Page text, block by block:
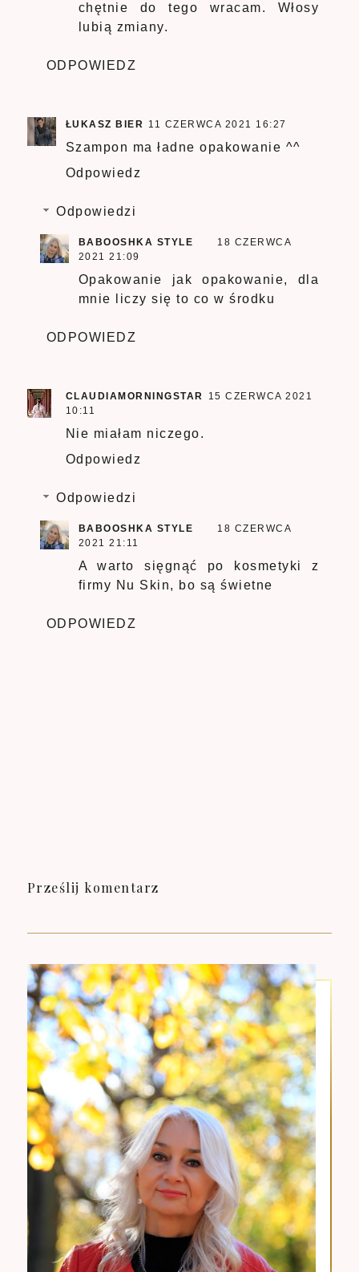
chętnie do tego wracam. Włosy
lubią zmiany.
ODPOWIEDZ
ŁUKASZ BIER 11 CZERWCA 2021 16:27
Szampon ma ładne opakowanie ^^
Odpowiedz
Odpowiedzi
BABOOSHKA STYLE
18 CZERWCA
2021 21:09
Opakowanie jak opakowanie, dla
mnie liczy się to co w środku
ODPOWIEDZ
CLAUDIAMORNINGSTAR
15 CZERWCA 2021
10:11
Nie miałam niczego.
Odpowiedz
Odpowiedzi
BABOOSHKA STYLE
18 CZERWCA
2021 21:11
A warto sięgnąć po kosmetyki z
firmy Nu Skin, bo są świetne
ODPOWIEDZ
Prześlij komentarz